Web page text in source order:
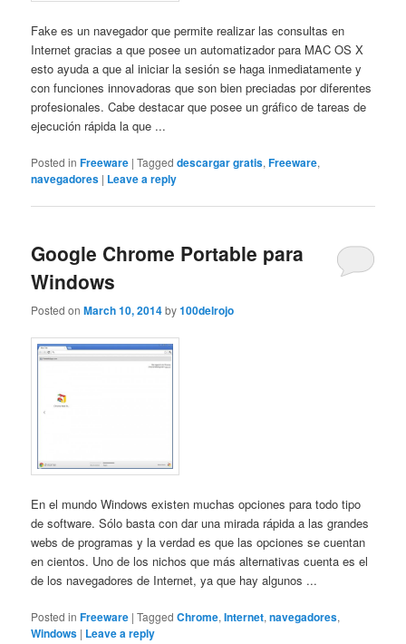
Fake es un navegador que permite realizar las consultas en
Internet gracias a que posee un automatizador para MAC OS X
esto ayuda a que al iniciar la sesión se haga inmediatamente y
con funciones innovadoras que son bien preciadas por diferentes
profesionales. Cabe destacar que posee un gráfico de tareas de
ejecución rápida la que ...
Posted in Freeware |Tagged descargar gratis,Freeware,
navegadores | Leave a reply
Google Chrome Portable para
Windows
Posted onMarch 10, 2014by100delrojo
En el mundo Windows existen muchas opciones para todo tipo
de software. Sólo basta con dar una mirada rápida a las grandes
webs de programas y la verdad es que las opciones se cuentan
en cientos. Uno de los nichos que más alternativas cuenta es el
de los navegadores de Internet, ya que hay algunos ...
Posted in Freeware |Tagged Chrome,Internet,navegadores,
Windows | Leave a reply